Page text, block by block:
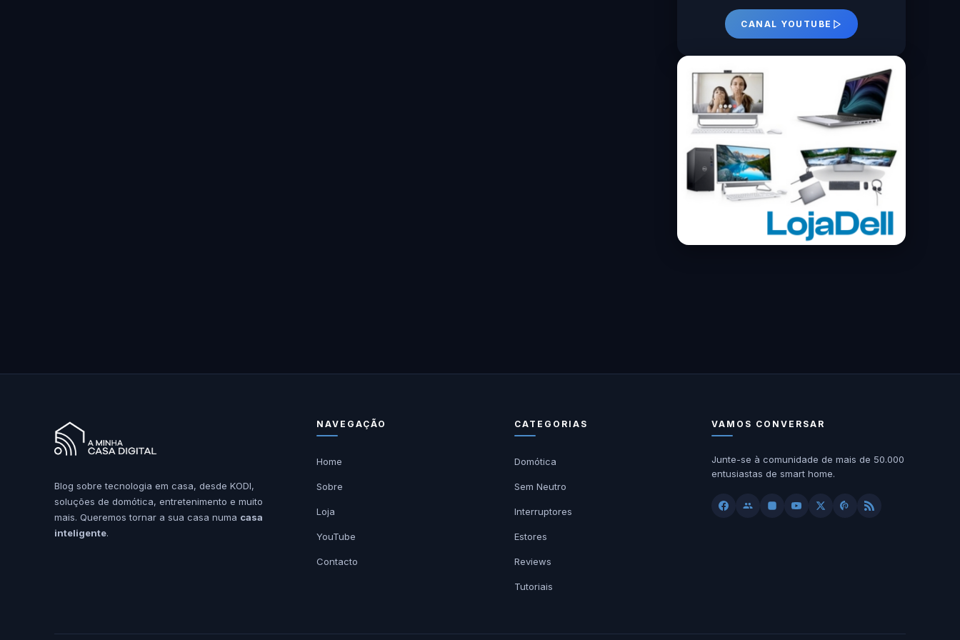
CANAL YOUTUBE
Blog sobre tecnologia em casa, desde KODI,
soluções de domótica, entretenimento e muito
mais. Queremos tornar a sua casa numa casa
inteligente.
NAVEGAÇÃO
Home
Sobre
Loja
YouTube
Contacto
CATEGORIAS
Domótica
Sem Neutro
Interruptores
Estores
Reviews
Tutoriais
VAMOS CONVERSAR
Junte-se à comunidade de mais de 50.000
entusiastas de smart home.